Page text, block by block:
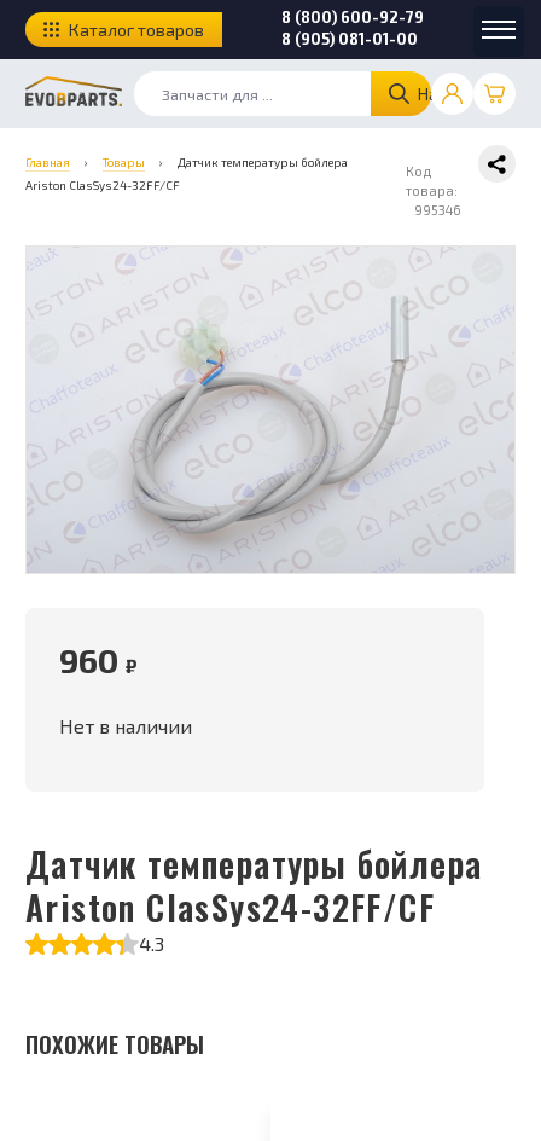
Найти
8 (800) 600-92-79
8 (905) 081-01-00
Каталог товаров
Главная › Товары ›
Датчик температуры бойлера
Ariston ClasSys24-32FF/CF
Код
товара:
995346
Датчик температуры бойлера
Ariston ClasSys24-32FF/CF
4.3
960 ₽
Нет в наличии
ПОХОЖИЕ ТОВАРЫ